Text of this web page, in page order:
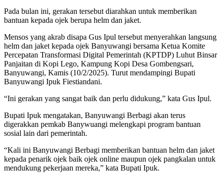
Pada bulan ini, gerakan tersebut diarahkan untuk memberikan
bantuan kepada ojek berupa helm dan jaket.
Mensos yang akrab disapa Gus Ipul tersebut menyerahkan langsung
helm dan jaket kepada ojek Banyuwangi bersama Ketua Komite
Percepatan Transformasi Digital Pemerintah (KPTDP) Luhut Binsar
Panjaitan di Kopi Lego, Kampung Kopi Desa Gombengsari,
Banyuwangi, Kamis (10/2/2025). Turut mendampingi Bupati
Banyuwangi Ipuk Fiestiandani.
“Ini gerakan yang sangat baik dan perlu didukung,” kata Gus Ipul.
Bupati Ipuk mengatakan, Banyuwangi Berbagi akan terus
digerakkan pemkab Banywuangi melengkapi program bantuan
sosial lain dari pemerintah.
“Kali ini Banyuwangi Berbagi memberikan bantuan helm dan jaket
kepada penarik ojek baik ojek online maupun ojek pangkalan untuk
mendukung pekerjaan mereka,” kata Bupati Ipuk.